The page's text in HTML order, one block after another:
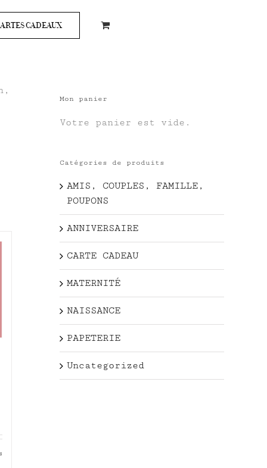
CADEAUX
Mon panier
Votre panier est vide.
Catégories de produits
AMIS, COUPLES, FAMILLE,
POUPONS
ANNIVERSAIRE
CARTE CADEAU
MATERNITÉ
NAISSANCE
PAPETERIE
Uncategorized